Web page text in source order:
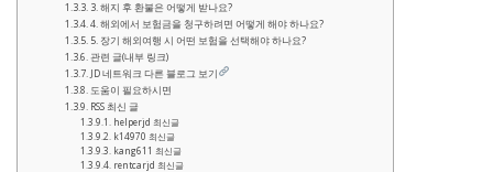
3. 해지 후 환불은 어떻게 받나요?
4. 해외에서 보험금을 청구하려면 어떻게 해야 하나요?
5. 장기 해외여행 시 어떤 보험을 선택해야 하나요?
관련 글(내부 링크)
JD 네트워크 다른 블로그 보기
도움이 필요하시면
RSS 최신 글
helperjd 최신글
k14970 최신글
kang611 최신글
rentcarjd 최신글